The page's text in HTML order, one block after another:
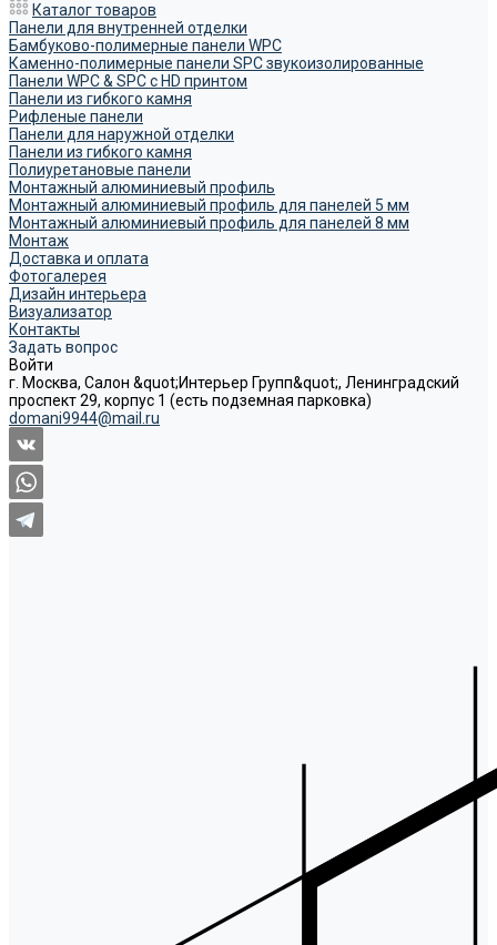
Каталог товаров
Панели для внутренней отделки
Бамбуково-полимерные панели WPC
Каменно-полимерные панели SPC звукоизолированные
Панели WPC & SPC с HD принтом
Панели из гибкого камня
Рифленые панели
Панели для наружной отделки
Панели из гибкого камня
Полиуретановые панели
Монтажный алюминиевый профиль
Монтажный алюминиевый профиль для панелей 5 мм
Монтажный алюминиевый профиль для панелей 8 мм
Монтаж
Доставка и оплата
Фотогалерея
Дизайн интерьера
Визуализатор
Контакты
Задать вопрос
Войти
г. Москва, Салон &quot;Интерьер Групп&quot;, Ленинградский
проспект 29, корпус 1 (есть подземная парковка)
domani9944@mail.ru